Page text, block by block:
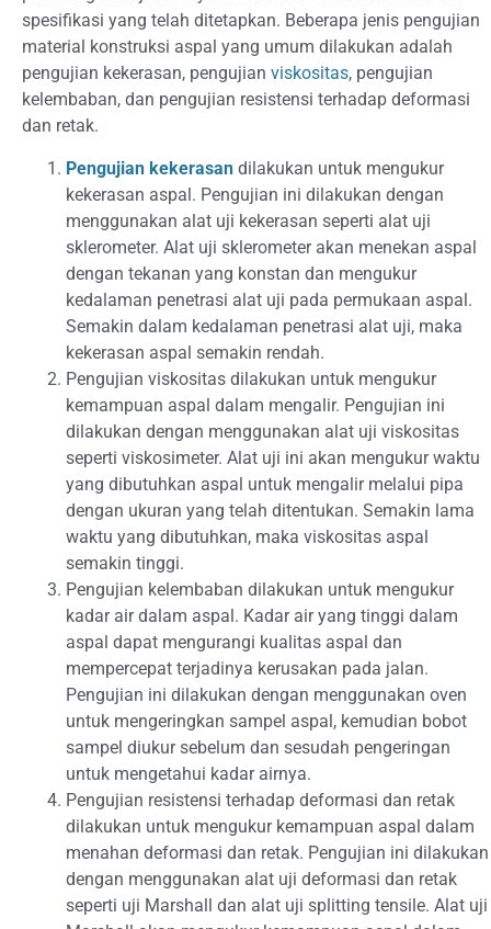
spesifikasi yang telah ditetapkan. Beberapa jenis pengujian
material konstruksi aspal yang umum dilakukan adalah
pengujian kekerasan, pengujian viskositas, pengujian
kelembaban, dan pengujian resistensi terhadap deformasi
dan retak.
Pengujian kekerasan dilakukan untuk mengukur
kekerasan aspal. Pengujian ini dilakukan dengan
menggunakan alat uji kekerasan seperti alat uji
sklerometer. Alat uji sklerometer akan menekan aspal
dengan tekanan yang konstan dan mengukur
kedalaman penetrasi alat uji pada permukaan aspal.
Semakin dalam kedalaman penetrasi alat uji, maka
kekerasan aspal semakin rendah.
Pengujian viskositas dilakukan untuk mengukur
kemampuan aspal dalam mengalir. Pengujian ini
dilakukan dengan menggunakan alat uji viskositas
seperti viskosimeter. Alat uji ini akan mengukur waktu
yang dibutuhkan aspal untuk mengalir melalui pipa
dengan ukuran yang telah ditentukan. Semakin lama
waktu yang dibutuhkan, maka viskositas aspal
semakin tinggi.
Pengujian kelembaban dilakukan untuk mengukur
kadar air dalam aspal. Kadar air yang tinggi dalam
aspal dapat mengurangi kualitas aspal dan
mempercepat terjadinya kerusakan pada jalan.
Pengujian ini dilakukan dengan menggunakan oven
untuk mengeringkan sampel aspal, kemudian bobot
sampel diukur sebelum dan sesudah pengeringan
untuk mengetahui kadar airnya.
Pengujian resistensi terhadap deformasi dan retak
dilakukan untuk mengukur kemampuan aspal dalam
menahan deformasi dan retak. Pengujian ini dilakukan
dengan menggunakan alat uji deformasi dan retak
seperti uji Marshall dan alat uji splitting tensile. Alat uji